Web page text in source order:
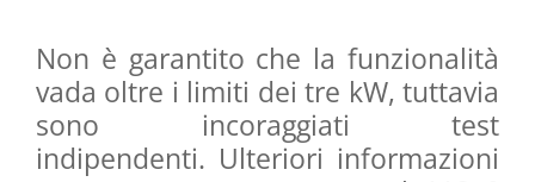
Non è garantito che la funzionalità
vada oltre i limiti dei tre kW, tuttavia
sono incoraggiati test
indipendenti. Ulteriori informazioni